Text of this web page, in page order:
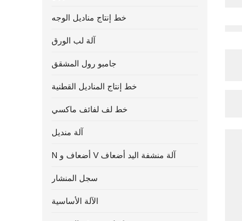
خط إنتاج مناديل الوجه
آلة لب الورق
جامبو رول المشقق
خط إنتاج المناديل القطنية
خط لف لفائف ماكسي
آلة منديل
N أضعاف و V آلة منشفة اليد أضعاف
سجل المنشار
الآلة الأساسية